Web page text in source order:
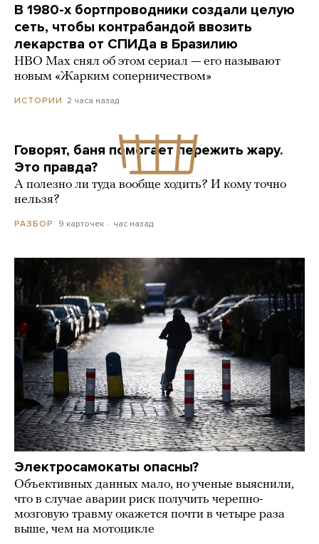
В 1980-х бортпроводники создали целую
сеть, чтобы контрабандой ввозить
лекарства от СПИДа в Бразилию
HBO Max снял об этом сериал — его называют
новым «Жарким соперничеством»
ИСТОРИИ 2 часа назад
Говорят, баня помогает пережить жару.
Это правда?
А полезно ли туда вообще ходить? И кому точно
нельзя?
РАЗБОР 9 карточек час назад
Электросамокаты опасны?
Объективных данных мало, но ученые выяснили,
что в случае аварии риск получить черепно-
мозговую травму окажется почти в четыре раза
выше, чем на мотоцикле